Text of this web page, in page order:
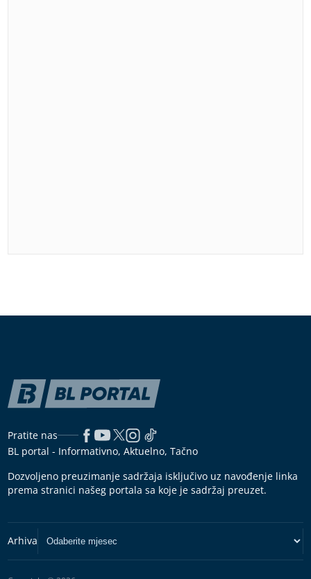
Pratite nas
BL portal - Informativno, Aktuelno, Tačno
Dozvoljeno preuzimanje sadržaja isključivo uz navođenje linka
prema stranici našeg portala sa koje je sadržaj preuzet.